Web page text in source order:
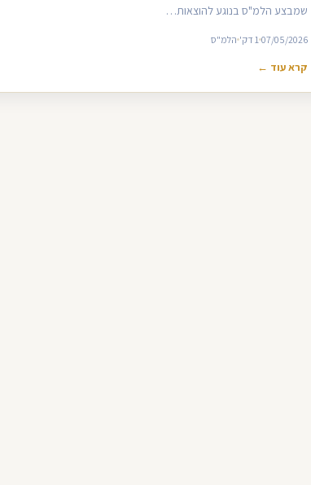
שמבצע הלמ"ס בנוגע להוצאות…
07/05/2026 1 דק' הלמ"ס
קרא עוד ←